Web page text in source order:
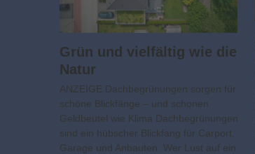
Grün und vielfältig wie die
Natur
ANZEIGE Dachbegrünungen sorgen für
schöne Blickfänge – und schonen
Geldbeutel wie Klima Dachbegrünungen
sind ein hübscher Blickfang für Carport,
Garage und Anbauten. Wer Lust auf ein